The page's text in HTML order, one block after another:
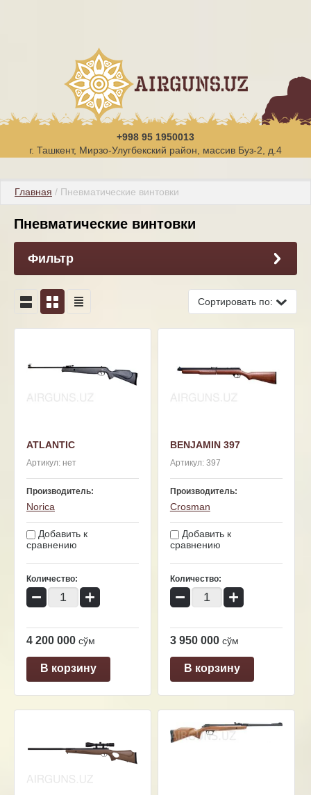
+998 95 1950013
г. Ташкент, Мирзо-Улугбекский район, массив Буз-2, д.4
Главная / Пневматические винтовки
Пневматические винтовки
Фильтр
Сортировать по:
ATLANTIC
Артикул: нет
Производитель:
Norica
Добавить к
сравнению
Количество:
− +
4 200 000 сўм
В корзину
BENJAMIN 397
Артикул:397
Производитель:
Crosman
Добавить к
сравнению
Количество:
− +
3 950 000 сўм
В корзину